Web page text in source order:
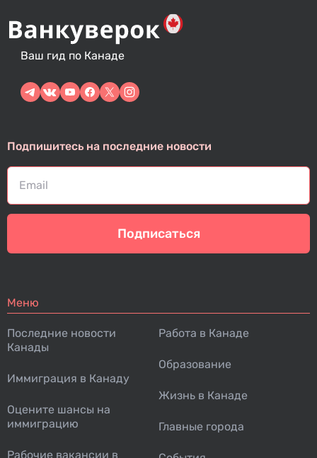
Ваш гид по Канаде
Подпишитесь на последние новости
Подписаться
Меню
Последние новости
Канады
Иммиграция в Канаду
Оцените шансы на
иммиграцию
Рабочие вакансии в
Работа в Канаде
Образование
Жизнь в Канаде
Главные города